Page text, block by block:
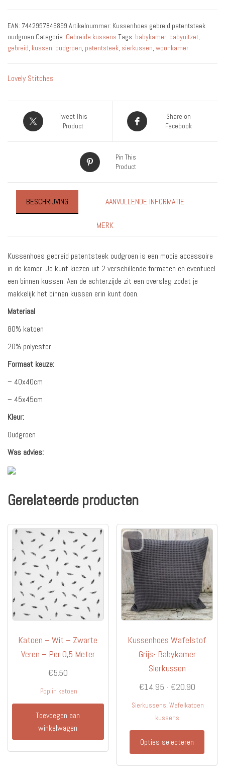
aantal
EAN: 7442957846899 Artikelnummer: Kussenhoes gebreid patentsteek
oudgroen Categorie: Gebreide kussens Tags: babykamer babyuitzet
gebreid kussen oudgroen patentsteek sierkussen woonkamer
Lovely Stitches
Tweet This
Product
Share on
Facebook
Pin This
Product
BESCHRIJVING AANVULLENDE INFORMATIE
MERK
Kussenhoes gebreid patentsteek oudgroen is een mooie accessoire
in de kamer. Je kunt kiezen uit 2 verschillende formaten en eventueel
een binnen kussen. Aan de achterzijde zit een overslag zodat je
makkelijk het binnen kussen erin kunt doen.
Materiaal
80% katoen
20% polyester
Formaat keuze:
– 40x40cm
– 45x45cm
Kleur:
Oudgroen
Was advies:
Gerelateerde producten
Katoen – Wit – Zwarte
Veren – Per 0,5 Meter
€5.50
Poplin katoen
Toevoegen aan
winkelwagen
Kussenhoes Wafelstof
Grijs- Babykamer
Sierkussen
€14.95 - €20.90
€20.90
Sierkussens, Wafelkatoen
kussens
Opties selecteren
Dit